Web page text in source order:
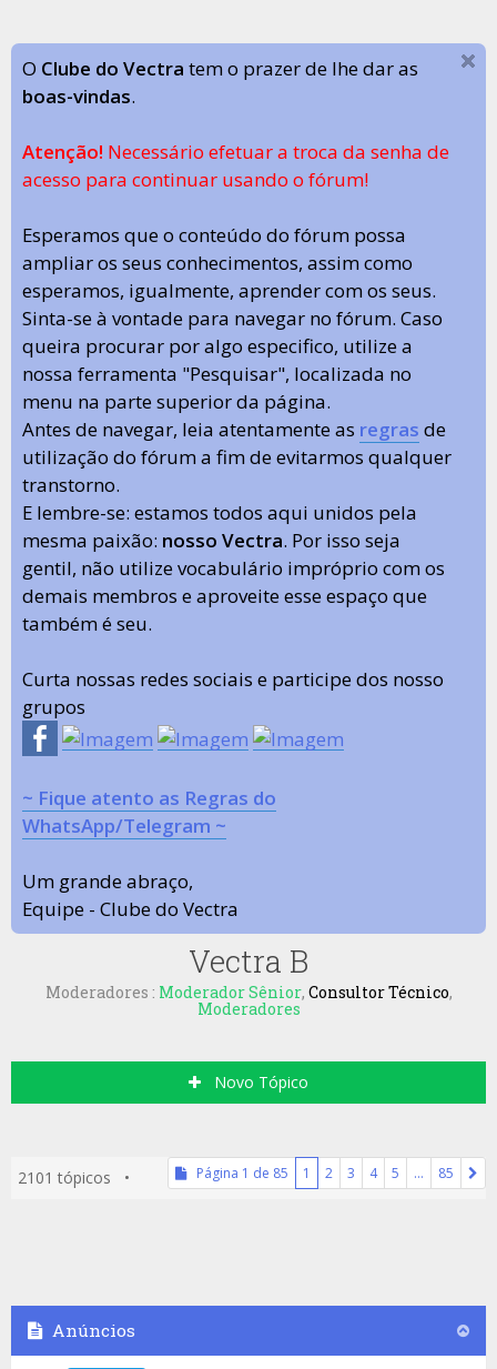
O Clube do Vectra tem o prazer de lhe dar as
boas-vindas.
Atenção! Necessário efetuar a troca da senha de
acesso para continuar usando o fórum!
Esperamos que o conteúdo do fórum possa
ampliar os seus conhecimentos, assim como
esperamos, igualmente, aprender com os seus.
Sinta-se à vontade para navegar no fórum. Caso
queira procurar por algo especifico, utilize a
nossa ferramenta "Pesquisar", localizada no
menu na parte superior da página.
Antes de navegar, leia atentamente as regras de
utilização do fórum a fim de evitarmos qualquer
transtorno.
E lembre-se: estamos todos aqui unidos pela
mesma paixão: nosso Vectra. Por isso seja
gentil, não utilize vocabulário impróprio com os
demais membros e aproveite esse espaço que
também é seu.
Curta nossas redes sociais e participe dos nosso
grupos
~ Fique atento as Regras do
WhatsApp/Telegram ~
Um grande abraço,
Equipe - Clube do Vectra
Vectra B
Moderadores : Moderador Sênior, Consultor Técnico,
Moderadores
Novo Tópico
2101 tópicos • Página 1 de 85 1 2 3 4 5 … 85
Anúncios